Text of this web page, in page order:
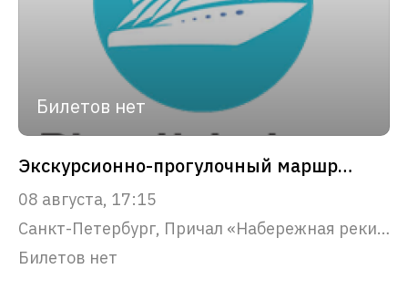
Билетов нет
Экскурсионно-прогулочный маршрут "Северная Венеция"
08 августа, 17:15
Санкт-Петербург, Причал «Набережная реки Фонтанки, 53»
Билетов нет